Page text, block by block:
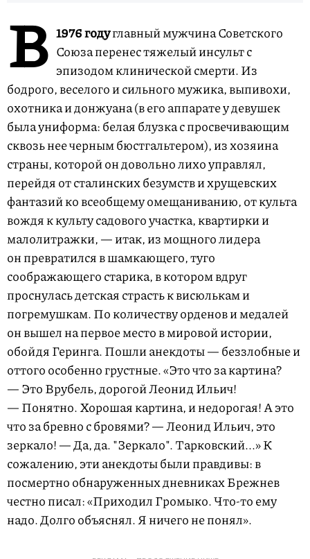
В 1976 годуглавный мужчина Советского
Союза перенес тяжелый инсульт с
эпизодом клинической смерти. Из
бодрого, веселого и сильного мужика, выпивохи,
охотника и донжуана (в его аппарате у девушек
была униформа: белая блузка с просвечивающим
сквозь нее черным бюстгальтером), из хозяина
страны, которой он довольно лихо управлял,
перейдя от сталинских безумств и хрущевских
фантазий ко всеобщему омещаниванию, от культа
вождя к культу садового участка, квартирки и
малолитражки, — итак, из мощного лидера
он превратился в шамкающего, туго
соображающего старика, в котором вдруг
проснулась детская страсть к висюлькам и
погремушкам. По количеству орденов и медалей
он вышел на первое место в мировой истории,
обойдя Геринга. Пошли анекдоты — беззлобные и
оттого особенно грустные. «Это что за картина?
— Это Врубель, дорогой Леонид Ильич!
— Понятно. Хорошая картина, и недорогая! А это
что за бревно с бровями? — Леонид Ильич, это
зеркало! — Да, да. "Зеркало". Тарковский...» К
сожалению, эти анекдоты были правдивы: в
посмертно обнаруженных дневниках Брежнев
честно писал: «Приходил Громыко. Что-то ему
надо. Долго объяснял. Я ничего не понял».